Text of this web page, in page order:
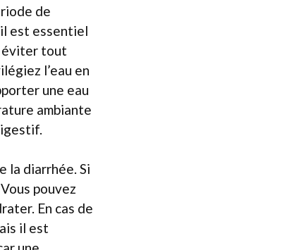
de
est essentiel
éviter tout
l’eau en
une eau
ambiante
la diarrhée. Si
pouvez
En cas de
il est